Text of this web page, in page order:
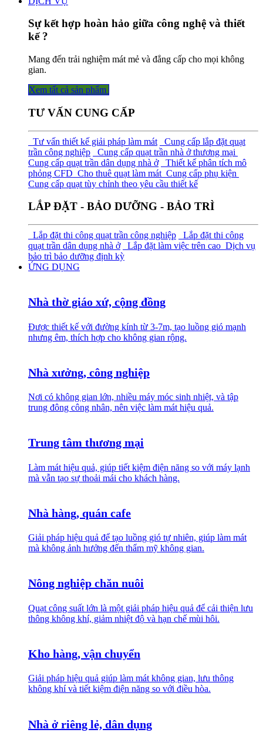
Sự kết hợp hoàn hảo giữa công nghệ và thiết
kế ?
Mang đến trải nghiệm mát mẻ và đẳng cấp cho mọi không
gian.
Xem tất cả sả​​​​n phẩm
TƯ VẤN CUNG CẤP
Tư vấn thiết kế giải pháp làm mát
Cung cấp lắp đặt quạt
trần công nghiệp
Cung cấp quạt trần nhà ở thương mại
Cung cấp quạt trần dân dụng nhà ở
Thiết kế phân tích mô
phỏng CFD Cho thuê quạt làm mát Cung cấp phụ kiện
Cung cấp quạt tùy chỉnh theo yêu cầu thiết kế
LẮP ĐẶT - BẢO DƯỠNG - BẢO TRÌ
Lắp đặt thi công quạt trần công nghiệp
Lắp đặt thi công
quạt trần dân dụng nhà ở
Lắp đặt làm việc trên cao Dịch vụ
bảo trì bảo dưỡng định kỳ
ỨNG DỤNG
Nhà thờ giáo xứ, cộng đồng
Được thiết kế với đường kính từ 3-7m, tạo luồng gió mạnh
nhưng êm, thích hợp cho không gian rộng.
Nhà xưởng, công nghiệp
Nơi có không gian lớn, nhiều máy móc sinh nhiệt, và tập
trung đông công nhân, nên việc làm mát hiệu quả.
Trung tâm thương mại
Làm mát hiệu quả, giúp tiết kiệm điện năng so với máy lạnh
mà vẫn tạo sự thoải mái cho khách hàng.
Nhà hàng, quán cafe
Giải pháp hiệu quả để tạo luồng gió tự nhiên, giúp làm mát
mà không ảnh hưởng đến thẩm mỹ không gian.
Nông nghiệp chăn nuôi
Quạt công suất lớn là một giải pháp hiệu quả để cải thiện lưu
thông không khí, giảm nhiệt độ và hạn chế mùi hôi.
Kho hàng, vận chuyển
Giải pháp hiệu quả giúp làm mát không gian, lưu thông
không khí và tiết kiệm điện năng so với điều hòa.
Nhà ở riêng lẻ, dân dụng